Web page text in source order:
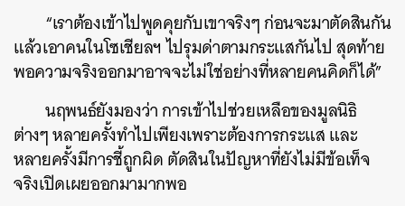
“เราต้องเข้าไปพูดคุยกับเขาจริงๆ ก่อนจะมาตัดสินกัน
แล้วเอาคนในโซเชียลฯ ไปรุมด่าตามกระแสกันไป สุดท้าย
พอความจริงออกมาอาจจะไม่ใช่อย่างที่หลายคนคิดก็ได้”
นฤพนธ์ยังมองว่า การเข้าไปช่วยเหลือของมูลนิธิ
ต่างๆ หลายครั้งทำไปเพียงเพราะต้องการกระแส และ
หลายครั้งมีการชี้ถูกผิด ตัดสินในปัญหาที่ยังไม่มีข้อเท็จ
จริงเปิดเผยออกมามากพอ